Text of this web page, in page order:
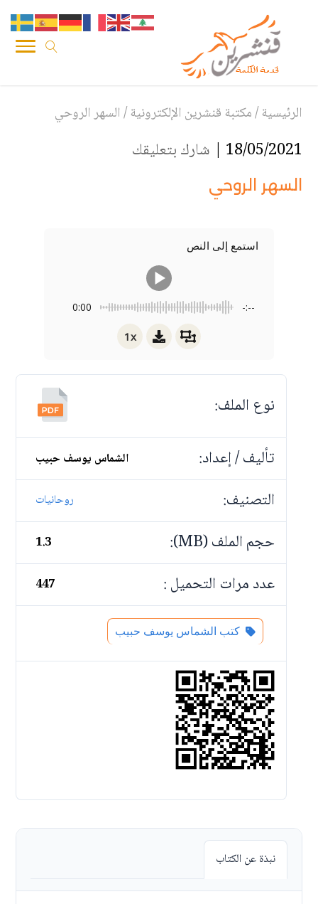
الرئيسية/مكتبة قنشرين الإلكترونية/السهر الروحي
18/05/2021 | شارك بتعليقك
السهر الروحي
استمع إلى النص
0:00 -:--
1x
نوع الملف:
تأليف / إعداد:
الشماس يوسف حبيب
التصنيف: روحانيات
حجم الملف (MB): 1.3
عدد مرات التحميل : 447
كتب الشماس يوسف حبيب
نبذة عن الكتاب